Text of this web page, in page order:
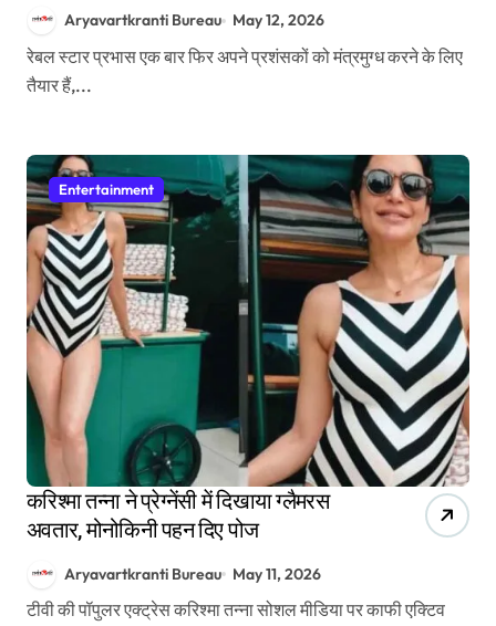
Aryavartkranti Bureau May 12, 2026
रेबल स्टार प्रभास एक बार फिर अपने प्रशंसकों को मंत्रमुग्ध करने के लिए
तैयार हैं,...
Entertainment
करिश्मा तन्ना ने प्रेग्नेंसी में दिखाया ग्लैमरस
अवतार, मोनोकिनी पहन दिए पोज
Aryavartkranti Bureau May 11, 2026
टीवी की पॉपुलर एक्ट्रेस करिश्मा तन्ना सोशल मीडिया पर काफी एक्टिव